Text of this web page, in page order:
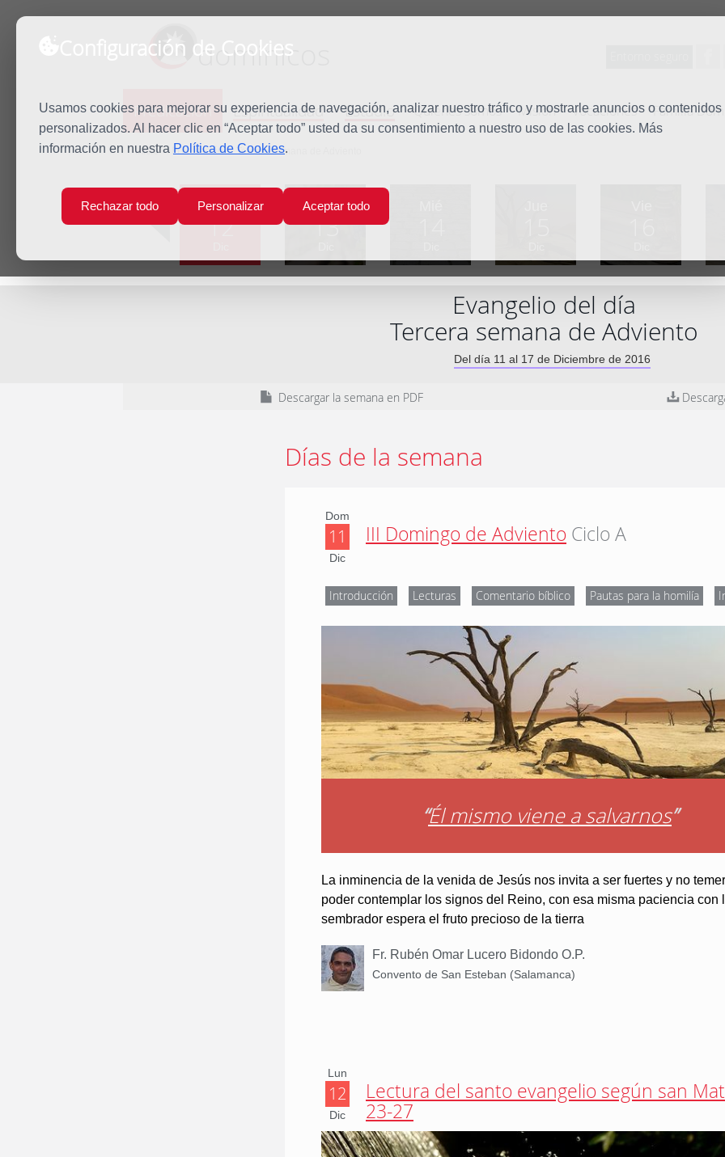
Configuración de Cookies
Usamos cookies para mejorar su experiencia de navegación, analizar nuestro tráfico y mostrarle anuncios o contenidos
personalizados. Al hacer clic en “Aceptar todo” usted da su consentimiento a nuestro uso de las cookies. Más
información en nuestra Política de Cookies.
Rechazar todo Personalizar Aceptar todo
dominicos
Predicación Espiritualidad Estudio Quiénes somos Misión Vocaciones Familia
Inicio Predicación Tercera semana de Adviento
Lun
12
Mar
13
Evangelio del día
Tercera semana de Adviento
Del día 11 al 17 de Diciembre de 2016
Descargar la semana en PDF
Días de la semana
Dom
11
Dic
III Domingo de Adviento Ciclo A
Introducción Lecturas Comentario bíblico Pautas para la homilía
“Él mismo viene a salvarnos”
La inminencia de la venida de Jesús nos invita a ser fuertes y no
poder contemplar los signos del Reino, con esa misma paciencia con
sembrador espera el fruto precioso de la tierra
Fr. Rubén Omar Lucero Bidondo O.P.
Convento de San Esteban (Salamanca)
Lun
12
Dic
Lectura del santo evangelio según san
23-27